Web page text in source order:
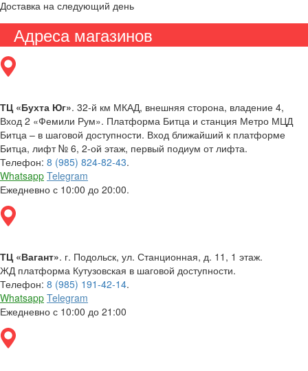
Доставка на следующий день
Адреса магазинов
ТЦ «Бухта Юг». 32-й км МКАД, внешняя сторона, владение 4,
Вход 2 «Фемили Рум». Платформа Битца и станция Метро МЦД
Битца – в шаговой доступности. Вход ближайший к платформе
Битца, лифт № 6, 2-ой этаж, первый подиум от лифта.
Телефон: 8 (985) 824-82-43.
Whatsapp Telegram
Ежедневно с 10:00 до 20:00.
ТЦ «Вагант». г. Подольск, ул. Станционная, д. 11, 1 этаж.
ЖД платформа Кутузовская в шаговой доступности.
Телефон: 8 (985) 191-42-14.
Whatsapp Telegram
Ежедневно с 10:00 до 21:00